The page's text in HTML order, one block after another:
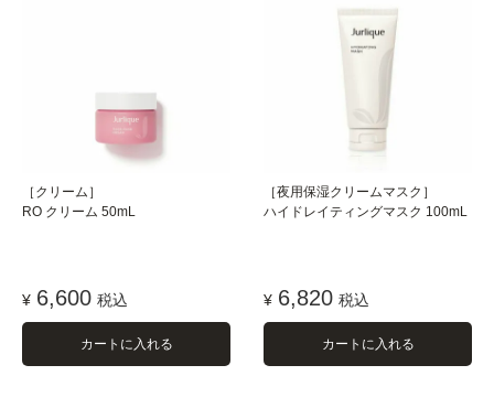
［クリーム］
RO クリーム 50mL
¥ 6,600 税込
カートに入れる
［夜用保湿クリームマスク］
ハイドレイティングマスク 100mL
¥ 6,820 税込
カートに入れる